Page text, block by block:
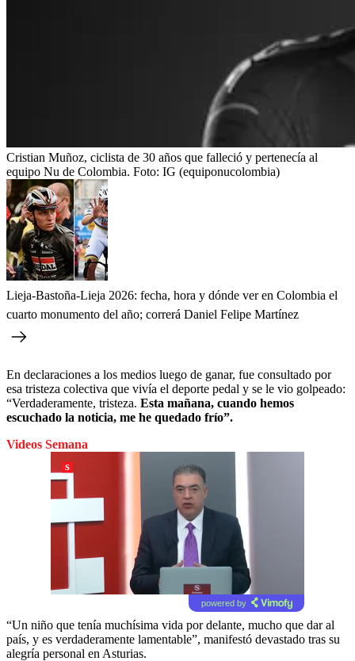
Cristian Muñoz, ciclista de 30 años que falleció y pertenecía al
equipo Nu de Colombia. Foto: IG (equiponucolombia)
Lieja-Bastoña-Lieja 2026: fecha, hora y dónde ver en Colombia el
cuarto monumento del año; correrá Daniel Felipe Martínez
En declaraciones a los medios luego de ganar, fue consultado por
esa tristeza colectiva que vivía el deporte pedal y se le vio golpeado:
“Verdaderamente, tristeza. Esta mañana, cuando hemos
escuchado la noticia, me he quedado frío”.
Videos Semana
powered by
“Un niño que tenía muchísima vida por delante, mucho que dar al
país, y es verdaderamente lamentable”, manifestó devastado tras su
alegría personal en Asturias.